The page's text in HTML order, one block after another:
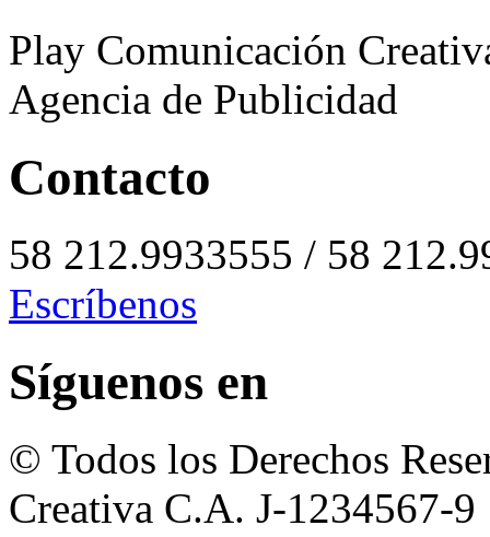
Play Comunicación
Agencia de Publicidad
Contacto
58 212.9933555 / 58
Escríbenos
Síguenos en
© Todos los Derechos
Creativa C.A. J-1234567-